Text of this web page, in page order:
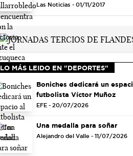
Las Noticias - 01/11/2017
LO MÁS LEIDO EN "DEPORTES"
Boniches dedicará un
futbolista Víctor Muñoz
EFE - 20/07/2026
Una medalla para soñar
Alejandro del Valle - 11/07/2026